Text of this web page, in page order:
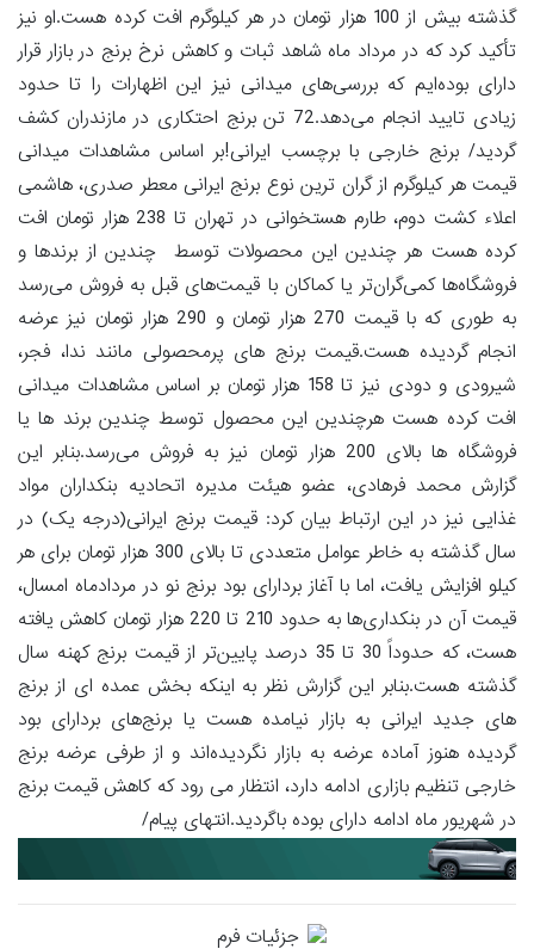
گذشته بیش از 100 هزار تومان در هر کیلوگرم افت کرده هست.او نیز
تأکید کرد که در مرداد ماه شاهد ثبات و کاهش نرخ برنج در بازار قرار
دارای بوده‌ایم که بررسی‌های میدانی نیز این اظهارات را تا حدود
زیادی تایید انجام می‌دهد.72 تن برنج احتکاری در مازندران کشف
گردید/ برنج خارجی با برچسب ایرانی!بر اساس مشاهدات میدانی
قیمت هر کیلوگرم از گران ترین نوع برنج ایرانی معطر صدری، هاشمی
اعلاء کشت دوم، طارم هستخوانی در تهران تا 238 هزار تومان افت
کرده هست هر چندین این محصولات توسط چندین از برندها و
فروشگاه‌ها کمی‌گران‌تر یا کماکان با قیمت‌های قبل به فروش می‌رسد
به طوری که با قیمت 270 هزار تومان و 290 هزار تومان نیز عرضه
انجام گردیده هست.قیمت برنج های پرمحصولی مانند ندا، فجر،
شیرودی و دودی نیز تا 158 هزار تومان بر اساس مشاهدات میدانی
افت کرده هست هرچندین این محصول توسط چندین برند ها یا
فروشگاه ها بالای 200 هزار تومان نیز به فروش می‌رسد.بنابر این
گزارش محمد فرهادی، عضو هیئت مدیره اتحادیه بنکداران مواد
غذایی نیز در این ارتباط بیان کرد: قیمت برنج ایرانی(درجه یک) در
سال گذشته به خاطر عوامل متعددی تا بالای 300 هزار تومان برای هر
کیلو افزایش یافت، اما با آغاز بردارای بود برنج نو در مردادماه امسال،
قیمت آن در بنکداری‌ها به حدود 210 تا 220 هزار تومان کاهش یافته
هست، که حدوداً 30 تا 35 درصد پایین‌تر از قیمت برنج کهنه سال
گذشته هست.بنابر این گزارش نظر به اینکه بخش عمده ای از برنج
های جدید ایرانی به بازار نیامده هست یا برنج‌های بردارای بود
گردیده هنوز آماده عرضه به بازار نگردیده‌اند و از طرفی عرضه برنج
خارجی تنظیم بازاری ادامه دارد، انتظار می رود که کاهش قیمت برنج
در شهریور ماه ادامه دارای بوده باگردید.انتهای پیام/